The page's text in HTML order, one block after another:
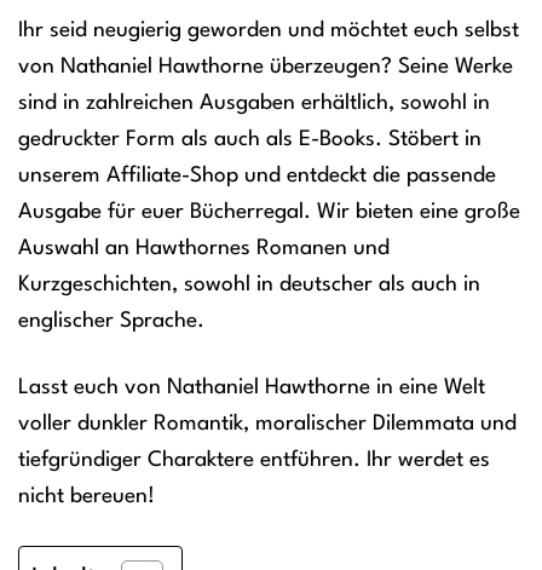
Ihr seid neugierig geworden und möchtet euch selbst
von Nathaniel Hawthorne überzeugen? Seine Werke
sind in zahlreichen Ausgaben erhältlich, sowohl in
gedruckter Form als auch als E-Books. Stöbert in
unserem Affiliate-Shop und entdeckt die passende
Ausgabe für euer Bücherregal. Wir bieten eine große
Auswahl an Hawthornes Romanen und
Kurzgeschichten, sowohl in deutscher als auch in
englischer Sprache.
Lasst euch von Nathaniel Hawthorne in eine Welt
voller dunkler Romantik, moralischer Dilemmata und
tiefgründiger Charaktere entführen. Ihr werdet es
nicht bereuen!